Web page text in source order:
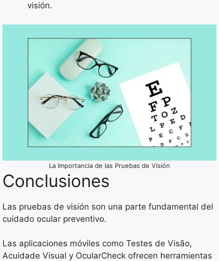
visión.
La Importancia de las Pruebas de Visión
Conclusiones
Las pruebas de visión son una parte fundamental del
cuidado ocular preventivo.
Las aplicaciones móviles como Testes de Visão,
Acuidade Visual y OcularCheck ofrecen herramientas